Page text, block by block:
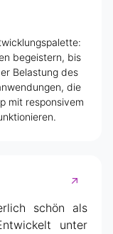
begeistern, bis
Belastung des
die
mit responsivem
schön als
unter